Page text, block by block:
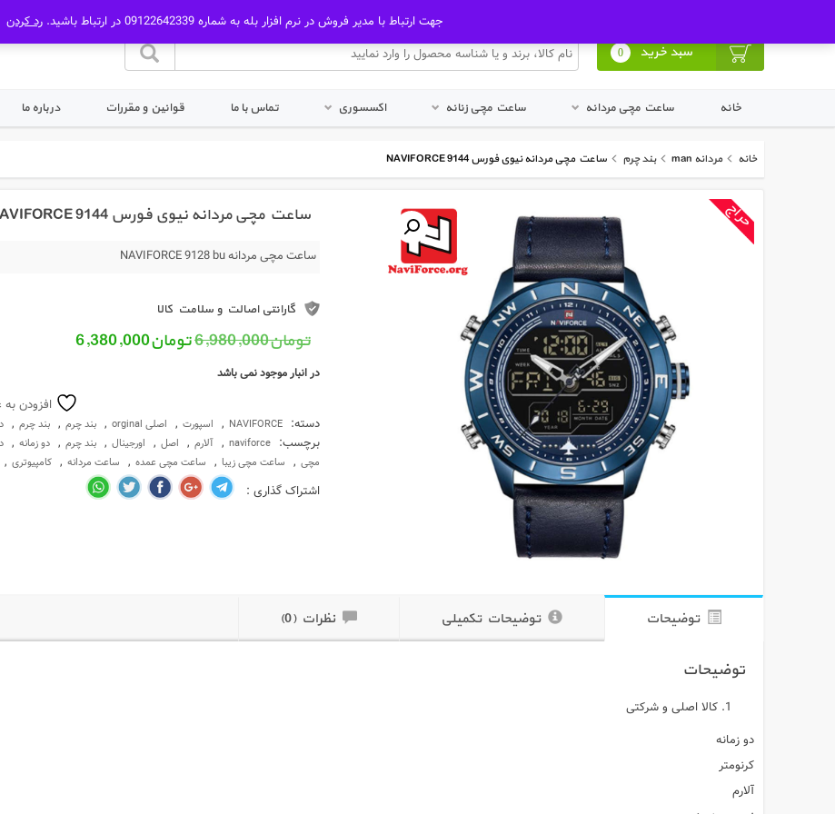
سبد خرید 0
خانه ساعت مچی مردانه ساعت مچی زنانه اکسسوری تماس با ما قوانین و مقررات درباره ما
خانه مردانه man بند چرم ساعت مچی مردانه نیوی فورس NAVIFORCE 9144
ساعت مچی مردانه نیوی فورس NAVIFORCE 9144
ساعت مچی مردانه NAVIFORCE 9128 bu
گارانتی اصالت و سلامت کالا
تومان6,980,000قیمت اصلی: تومان6,980,000 بود.
تومان6,380,000قیمت فعلی:
در انبار موجود نمی باشد
افزودن
دسته: NAVIFORCE
, اسپورت , اصلی orginal , بند چرم , بند چرم ,
برچسب: naviforce
, آلارم , اصل , اورجینال , بند چرم , دو زمانه ,
مچی , ساعت مچی زیبا , ساعت مچی عمده , ساعت مردانه , کامپیوتری ,
اشتراک گذاری :
توضیحات توضیحات تکمیلی نظرات (0)
توضیحات
کالا اصلی و شرکتی
دو زمانه
کرنومتر
آلارم
جهت ارتباط با مدیر فروش در نرم افزار بله به شماره 09122642339 در ارتباط باشید. رد کردن